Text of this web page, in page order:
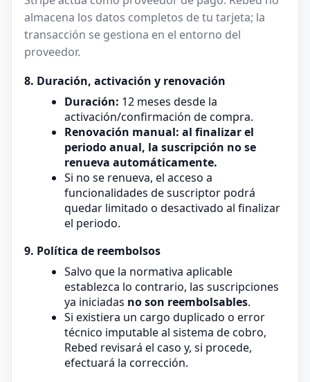
almacena los datos completos de tu tarjeta; la
transacción se gestiona en el entorno del
proveedor.
8. Duración, activación y renovación
Duración: 12 meses desde la
activación/confirmación de compra.
Renovación manual: al finalizar el
periodo anual, la suscripción no se
renueva automáticamente.
Si no se renueva, el acceso a
funcionalidades de suscriptor podrá
quedar limitado o desactivado al finalizar
el periodo.
9. Política de reembolsos
Salvo que la normativa aplicable
establezca lo contrario, las suscripciones
ya iniciadas no son reembolsables.
Si existiera un cargo duplicado o error
técnico imputable al sistema de cobro,
Rebed revisará el caso y, si procede,
efectuará la corrección.